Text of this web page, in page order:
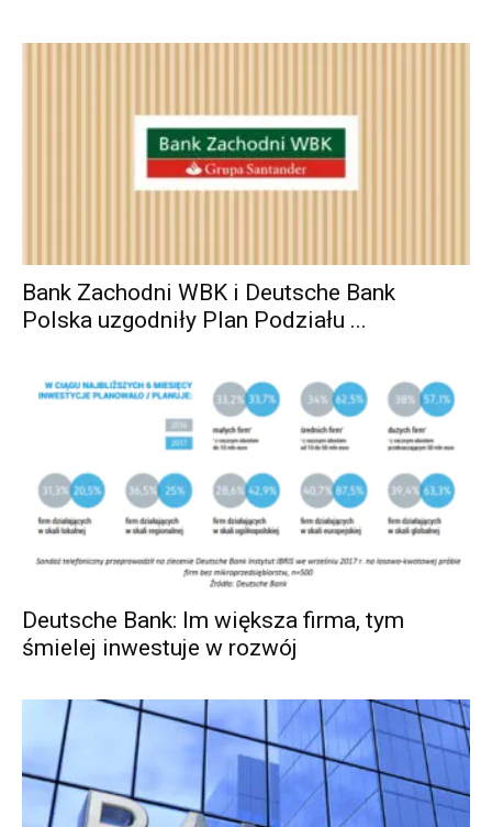
Bank Zachodni WBK i Deutsche Bank
Polska uzgodniły Plan Podziału ...
Deutsche Bank: Im większa firma, tym
śmielej inwestuje w rozwój